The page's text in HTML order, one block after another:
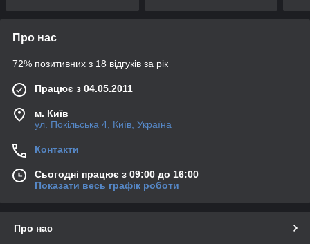
Про нас
72% позитивних з 18 відгуків за рік
Працює з 04.05.2011
м. Київ
ул. Покільська 4, Київ, Україна
Контакти
Сьогодні працює з 09:00 до 16:00
Показати весь графік роботи
Про нас